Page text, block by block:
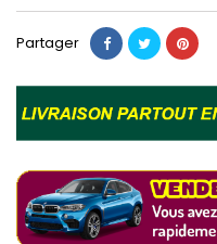
Partager